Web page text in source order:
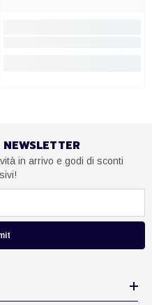
in arrivo e godi di sconti